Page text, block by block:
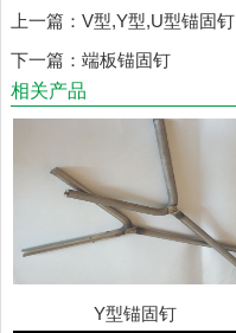
上一篇： V型,Y型,U型锚固钉
下一篇： 端板锚固钉
相关产品
Y型锚固钉